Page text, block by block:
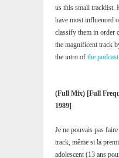
us this small tracklist.
have most influenced
classify them in order
the magnificent track
the intro of the
(Full Mix) [Full
1989]
Je ne pouvais pas
track, même si la
adolescent (13 ans